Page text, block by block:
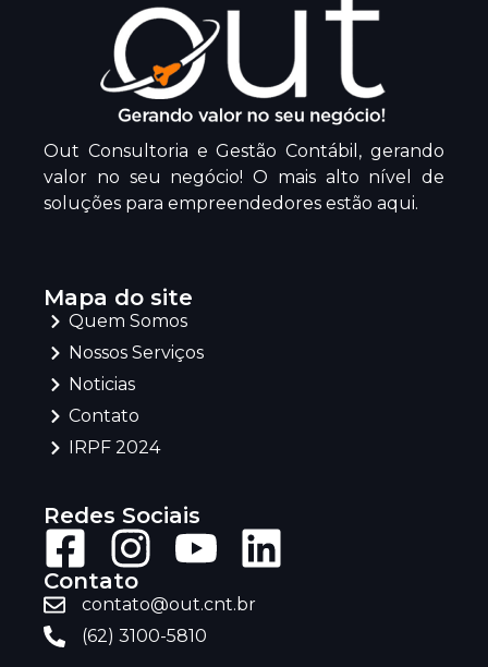
Out Consultoria e Gestão Contábil, gerando
valor no seu negócio! O mais alto nível de
soluções para empreendedores estão aqui.
Mapa do site
Quem Somos
Nossos Serviços
Noticias
Contato
IRPF 2024
Redes Sociais
Contato
contato@out.cnt.br
(62) 3100-5810